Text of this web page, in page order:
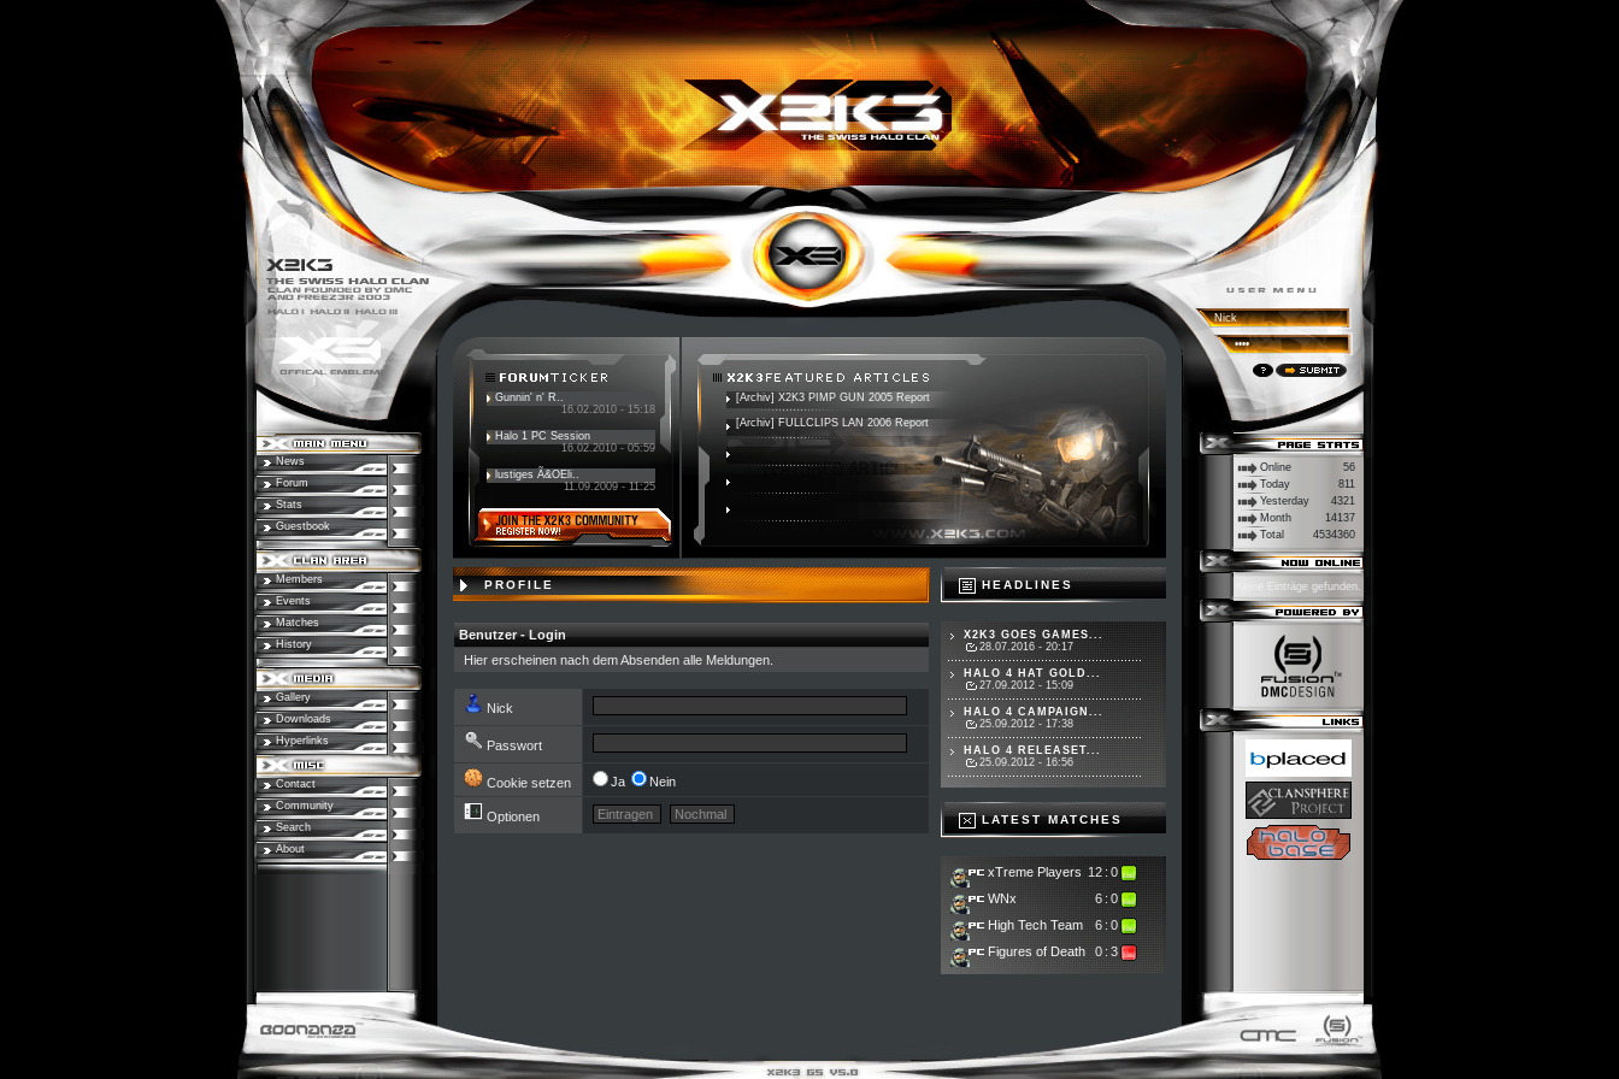
News
Forum
Stats
Guestbook
Members
Events
Matches
History
Gallery
Downloads
Hyperlinks
Contact
Community
Search
About
Gunnin' n' R..
16.02.2010 - 15:18
Halo 1 PC Session
16.02.2010 - 05:59
lustiges Ã&OEli..
11.09.2009 - 11:25
[Archiv] X2K3 PIMP GUN 2005 Report
[Archiv] FULLCLIPS LAN 2006 Report
PROFILE
Benutzer - Login
Hier erscheinen nach dem Absenden alle Meldungen.
Nick
Passwort
Cookie setzen Ja Nein
Optionen
HEADLINES
X2K3 GOES GAMES...
28.07.2016 - 20:17
HALO 4 HAT GOLD...
27.09.2012 - 15:09
HALO 4 CAMPAIGN...
25.09.2012 - 17:38
HALO 4 RELEASET...
25.09.2012 - 16:56
LATEST MATCHES
xTreme Players 12 : 0
WNx
6 : 0
High Tech Team
6 : 0
Figures of Death
0 : 3
Online
56
Today
811
Yesterday
4321
Month
14137
Total
4534360
Keine Einträge gefunden.